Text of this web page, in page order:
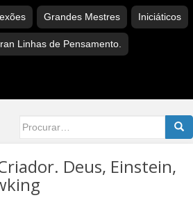
Grandes Mestres Iniciáticos
Linhas de Pensamento.
for:
Deus, Einstein,